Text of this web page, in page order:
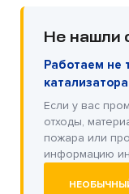
Не нашли
Работаем не
Если у вас
отходы,
пожара или
информацию